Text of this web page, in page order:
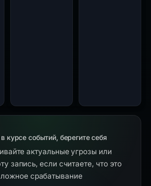
курсе событий, берегите себя
актуальные угрозы или
запись, если считаете, что это
ложное срабатывание